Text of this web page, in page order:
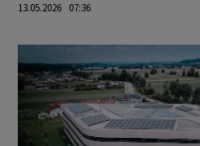
13.05.2026 07:36